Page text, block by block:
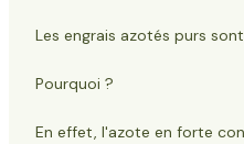
Les engrais azotés purs
Pourquoi ?
En effet, l'azote en forte